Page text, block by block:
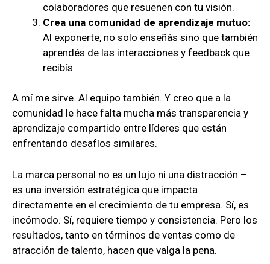
colaboradores que resuenen con tu visión.
Crea una comunidad de aprendizaje mutuo:
Al exponerte, no solo enseñás sino que también
aprendés de las interacciones y feedback que
recibís.
A mí me sirve. Al equipo también. Y creo que a la
comunidad le hace falta mucha más transparencia y
aprendizaje compartido entre líderes que están
enfrentando desafíos similares.
La marca personal no es un lujo ni una distracción –
es una inversión estratégica que impacta
directamente en el crecimiento de tu empresa. Sí, es
incómodo. Sí, requiere tiempo y consistencia. Pero los
resultados, tanto en términos de ventas como de
atracción de talento, hacen que valga la pena.